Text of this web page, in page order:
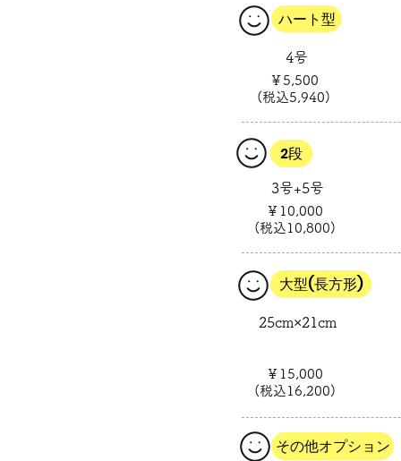
ハート型
4号
￥5,500
(税込5,940)
2段
3号+5号
￥10,000
(税込10,800)
​大型(長方形)
25cm×21cm
￥15,000
(税込16,200)
その他オプション